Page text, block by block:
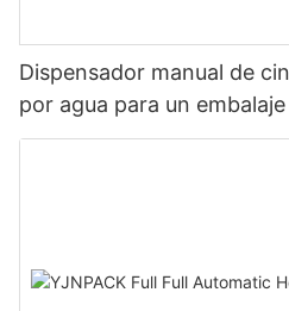
Dispensador manual de
por agua para un
cartón NT-800